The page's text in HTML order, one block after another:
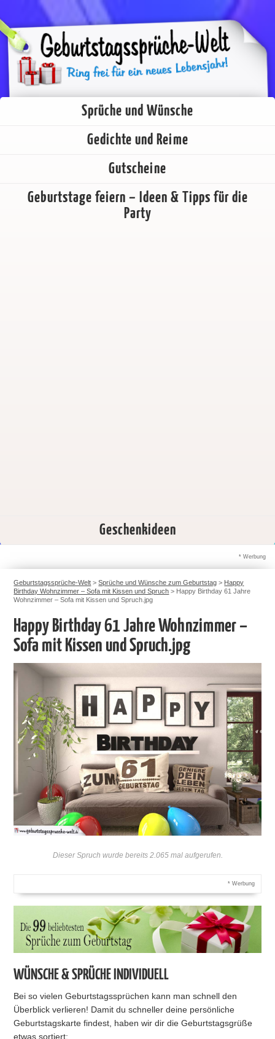
Sprüche und Wünsche
Gedichte und Reime
Gutscheine
Geburtstage feiern – Ideen & Tipps für die
Party
Geschenkideen
* Werbung
Geburtstagssprüche-Welt >Sprüche und Wünsche zum Geburtstag > Happy
Birthday Wohnzimmer – Sofa mit Kissen und Spruch > Happy Birthday 61 Jahre
Wohnzimmer – Sofa mit Kissen und Spruch.jpg
Happy Birthday 61 Jahre Wohnzimmer –
Sofa mit Kissen und Spruch.jpg
Dieser Spruch wurde bereits 2.065 mal aufgerufen.
* Werbung
WÜNSCHE & SPRÜCHE INDIVIDUELL
Bei so vielen Geburtstagssprüchen kann man schnell den
Überblick verlieren! Damit du schneller deine persönliche
Geburtstagskarte findest, haben wir dir die Geburtstagsgrüße
etwas sortiert: